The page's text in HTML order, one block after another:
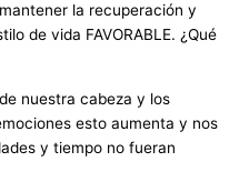
la recuperación y
de vida FAVORABLE. ¿Qué
nuestra cabeza y los
esto aumenta y nos
y tiempo no fueran